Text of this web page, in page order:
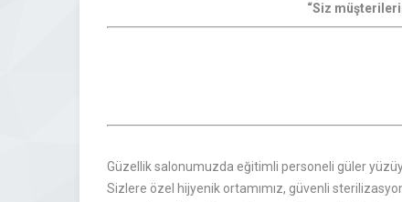
“Siz
Güzellik salonumuzda eğitimli personeli güler
Sizlere özel hijyenik ortamımız, güvenli